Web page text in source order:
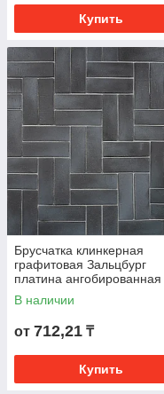
Купить
Брусчатка клинкерная
графитовая Зальцбург
платина ангобированная
лонг
В наличии
от 712,21 ₸
Купить